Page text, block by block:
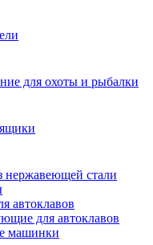
для охоты и рыбалки
нержавеющей стали
автоклавов
для автоклавов
машинки